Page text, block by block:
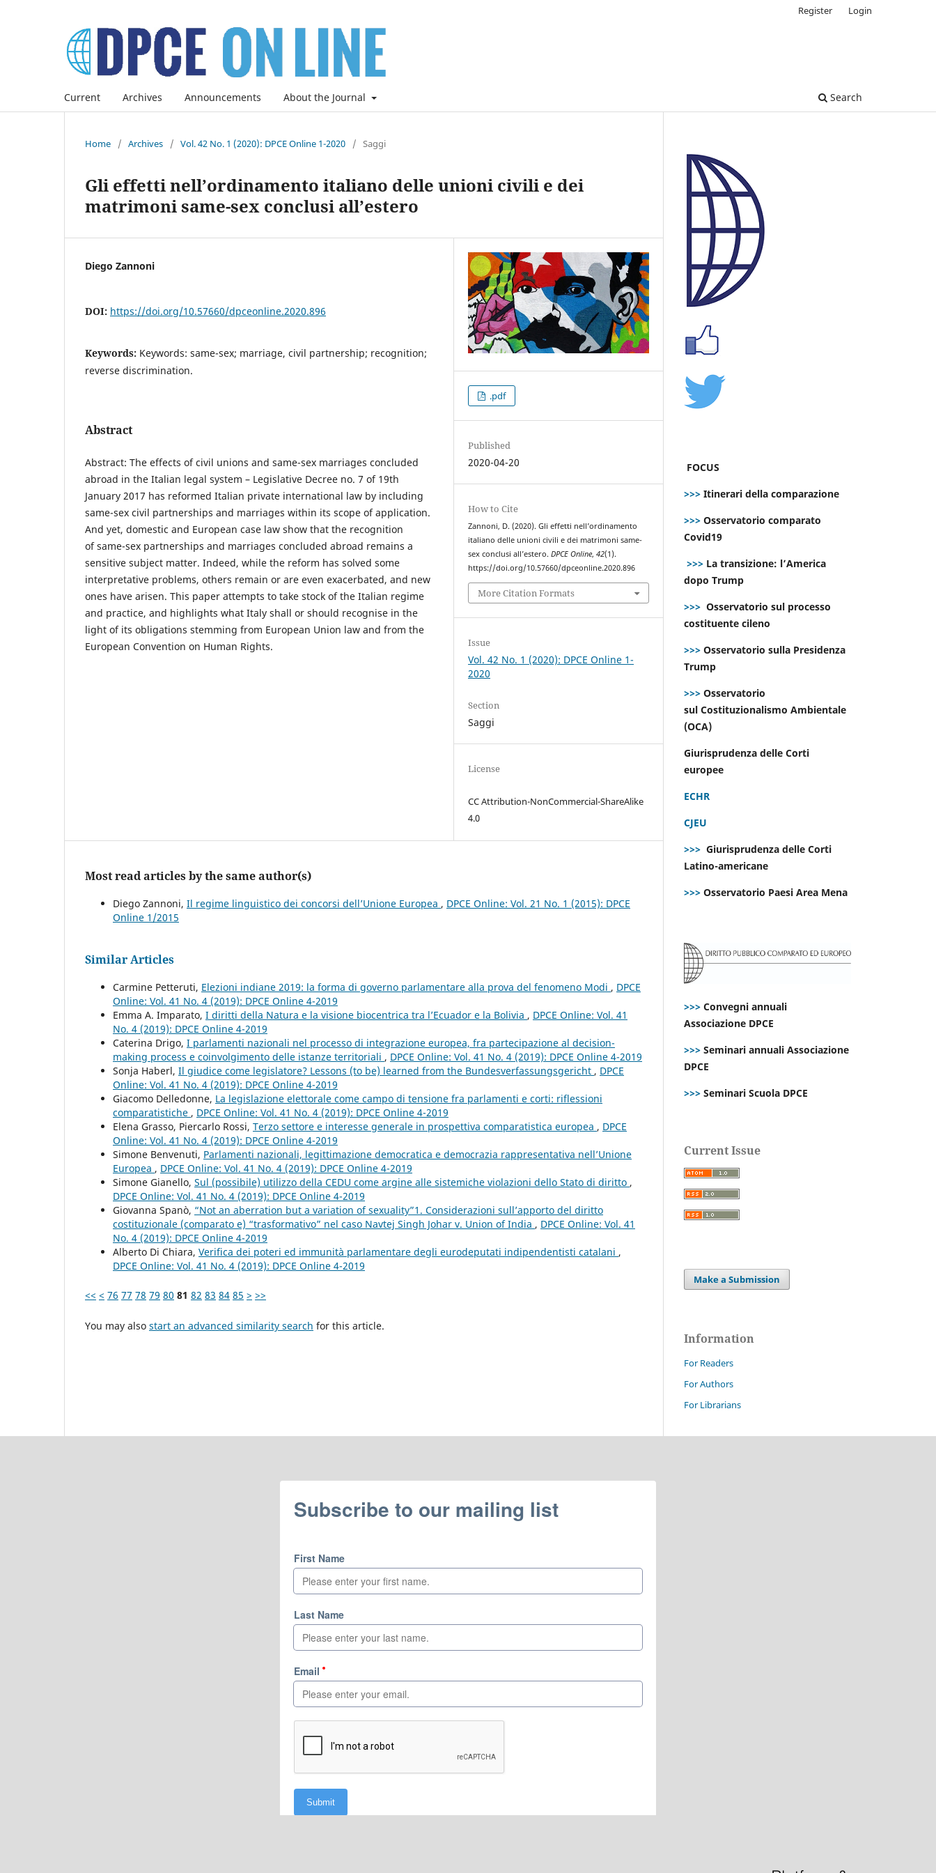
Current Archives Announcements About the Journal Search
Register Login
Home / Archives / Vol. 42 No. 1 (2020): DPCE Online 1-2020 / Saggi
Gli effetti nell’ordinamento italiano delle unioni civili e dei
matrimoni same-sex conclusi all’estero
Diego Zannoni
DOI: https://doi.org/10.57660/dpceonline.2020.896
Keywords: Keywords: same-sex; marriage, civil partnership; recognition;
reverse discrimination.
Abstract
Abstract: The effects of civil unions and same-sex marriages concluded
abroad in the Italian legal system – Legislative Decree no. 7 of 19th
January 2017 has reformed Italian private international law by including
same-sex civil partnerships and marriages within its scope of application.
And yet, domestic and European case law show that the recognition
of same-sex partnerships and marriages concluded abroad remains a
sensitive subject matter. Indeed, while the reform has solved some
interpretative problems, others remain or are even exacerbated, and new
ones have arisen. This paper attempts to take stock of the Italian regime
and practice, and highlights what Italy shall or should recognise in the
light of its obligations stemming from European Union law and from the
European Convention on Human Rights.
.pdf
Published
2020-04-20
How to Cite
Zannoni, D. (2020). Gli effetti nell’ordinamento
italiano delle unioni civili e dei matrimoni same-
sex conclusi all’estero.DPCE Online,42(1).
https://doi.org/10.57660/dpceonline.2020.896
More Citation Formats
Issue
Vol. 42 No. 1 (2020): DPCE Online 1-
2020
Section
Saggi
License
CC Attribution-NonCommercial-ShareAlike
4.0
Most read articles by the same author(s)
Diego Zannoni, Il regime linguistico dei concorsi dell’Unione Europea , DPCE Online: Vol. 21 No. 1 (2015): DPCE
Online 1/2015
Similar Articles
Carmine Petteruti, Elezioni indiane 2019: la forma di governo parlamentare alla prova del fenomeno Modi , DPCE
Online: Vol. 41 No. 4 (2019): DPCE Online 4-2019
Emma A. Imparato, I diritti della Natura e la visione biocentrica tra l’Ecuador e la Bolivia , DPCE Online: Vol. 41
No. 4 (2019): DPCE Online 4-2019
Caterina Drigo, I parlamenti nazionali nel processo di integrazione europea, fra partecipazione al decision-
making process e coinvolgimento delle istanze territoriali , DPCE Online: Vol. 41 No. 4 (2019): DPCE Online 4-2019
Sonja Haberl, Il giudice come legislatore? Lessons (to be) learned from the Bundesverfassungsgericht , DPCE
Online: Vol. 41 No. 4 (2019): DPCE Online 4-2019
Giacomo Delledonne, La legislazione elettorale come campo di tensione fra parlamenti e corti: riflessioni
comparatistiche , DPCE Online: Vol. 41 No. 4 (2019): DPCE Online 4-2019
Elena Grasso, Piercarlo Rossi, Terzo settore e interesse generale in prospettiva comparatistica europea , DPCE
Online: Vol. 41 No. 4 (2019): DPCE Online 4-2019
Simone Benvenuti, Parlamenti nazionali, legittimazione democratica e democrazia rappresentativa nell’Unione
Europea , DPCE Online: Vol. 41 No. 4 (2019): DPCE Online 4-2019
Simone Gianello, Sul (possibile) utilizzo della CEDU come argine alle sistemiche violazioni dello Stato di diritto ,
DPCE Online: Vol. 41 No. 4 (2019): DPCE Online 4-2019
Giovanna Spanò, “Not an aberration but a variation of sexuality”1. Considerazioni sull’apporto del diritto
costituzionale (comparato e) “trasformativo” nel caso Navtej Singh Johar v. Union of India , DPCE Online: Vol. 41
No. 4 (2019): DPCE Online 4-2019
Alberto Di Chiara, Verifica dei poteri ed immunità parlamentare degli eurodeputati indipendentisti catalani ,
DPCE Online: Vol. 41 No. 4 (2019): DPCE Online 4-2019
<< < 76 77 78 79 80 81 82 83 84 85 > >>
You may also start an advanced similarity search for this article.
FOCUS
>>> Itinerari della comparazione
>>> Osservatorio comparato
Covid19
>>> La transizione: l’America
dopo Trump
>>> Osservatorio sul processo
costituente cileno
>>> Osservatorio sulla Presidenza
Trump
>>> Osservatorio
sul Costituzionalismo Ambientale
(OCA)
Giurisprudenza delle Corti
europee
ECHR
CJEU
>>> Giurisprudenza delle Corti
Latino-americane
>>> Osservatorio Paesi Area Mena
>>> Convegni annuali
Associazione DPCE
>>> Seminari annuali Associazione
DPCE
>>> Seminari Scuola DPCE
Current Issue
Make a Submission
Information
For Readers
For Authors
For Librarians